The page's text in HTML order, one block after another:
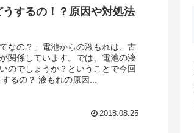
するの！？原因や対処法
なの？」電池からの液もれは、古
関係しています。では、電池の液
のでしょうか？ということで今回
るの？ 液もれの原因...
2018.08.25